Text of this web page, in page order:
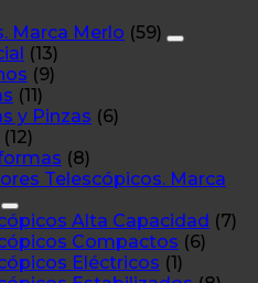
Marca Merlo (59)
(13)
(9)
(11)
y Pinzas (6)
(12)
(8)
Telescópicos. Marca
Alta Capacidad (7)
Compactos (6)
Eléctricos (1)